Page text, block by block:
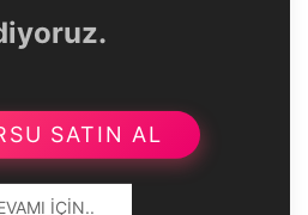
SATIN AL
İÇIN..